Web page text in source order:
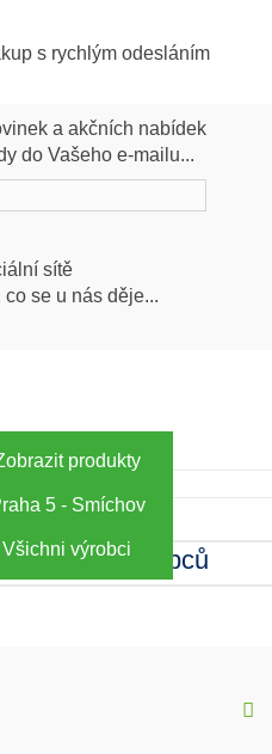
s rychlým odesláním
a akčních nabídek
do Vašeho e-mailu...
sítě
se u nás děje...
ceny
produkty
prodejna
5 - Smíchov
mnoha výrobců
Všichni výrobci